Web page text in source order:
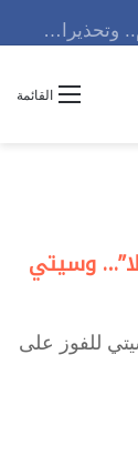
القائمة
وسيتي
للفوز على